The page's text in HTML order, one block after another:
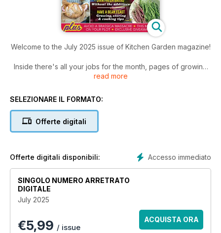
Welcome to the July 2025 issue of Kitchen Garden magazine!
Inside there's all your jobs for the month, pages of growing
hints and tips, features on readers' plots, product tests,
read more
SELEZIONARE IL FORMATO:
Offerte digitali
Accesso immediato
Offerte digitali disponibili:
SINGOLO NUMERO ARRETRATO
DIGITALE
July 2025
€5,99 / issue
ACQUISTA ORA